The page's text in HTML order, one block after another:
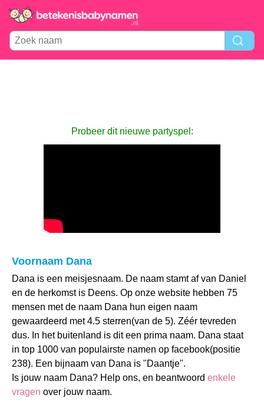
Probeer dit nieuwe partyspel:
Voornaam Dana
Dana is een meisjesnaam. De naam stamt af van Daniel
en de herkomst is Deens. Op onze website hebben 75
mensen met de naam Dana hun eigen naam
gewaardeerd met 4.5 sterren(van de 5). Zéér tevreden
dus. In het buitenland is dit een prima naam. Dana staat
in top 1000 van populairste namen op facebook(positie
238). Een bijnaam van Dana is "Daantje".
Is jouw naam Dana? Help ons, en beantwoord enkele
vragen over jouw naam.